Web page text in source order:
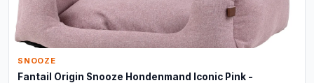
SNOOZE
Fantail Origin Snooze Hondenmand Iconic Pink -